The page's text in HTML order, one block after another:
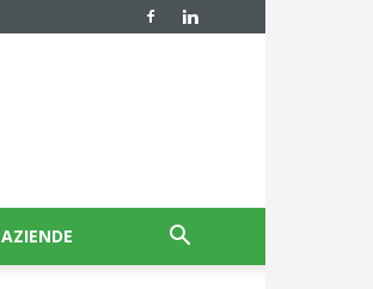
AZIENDE